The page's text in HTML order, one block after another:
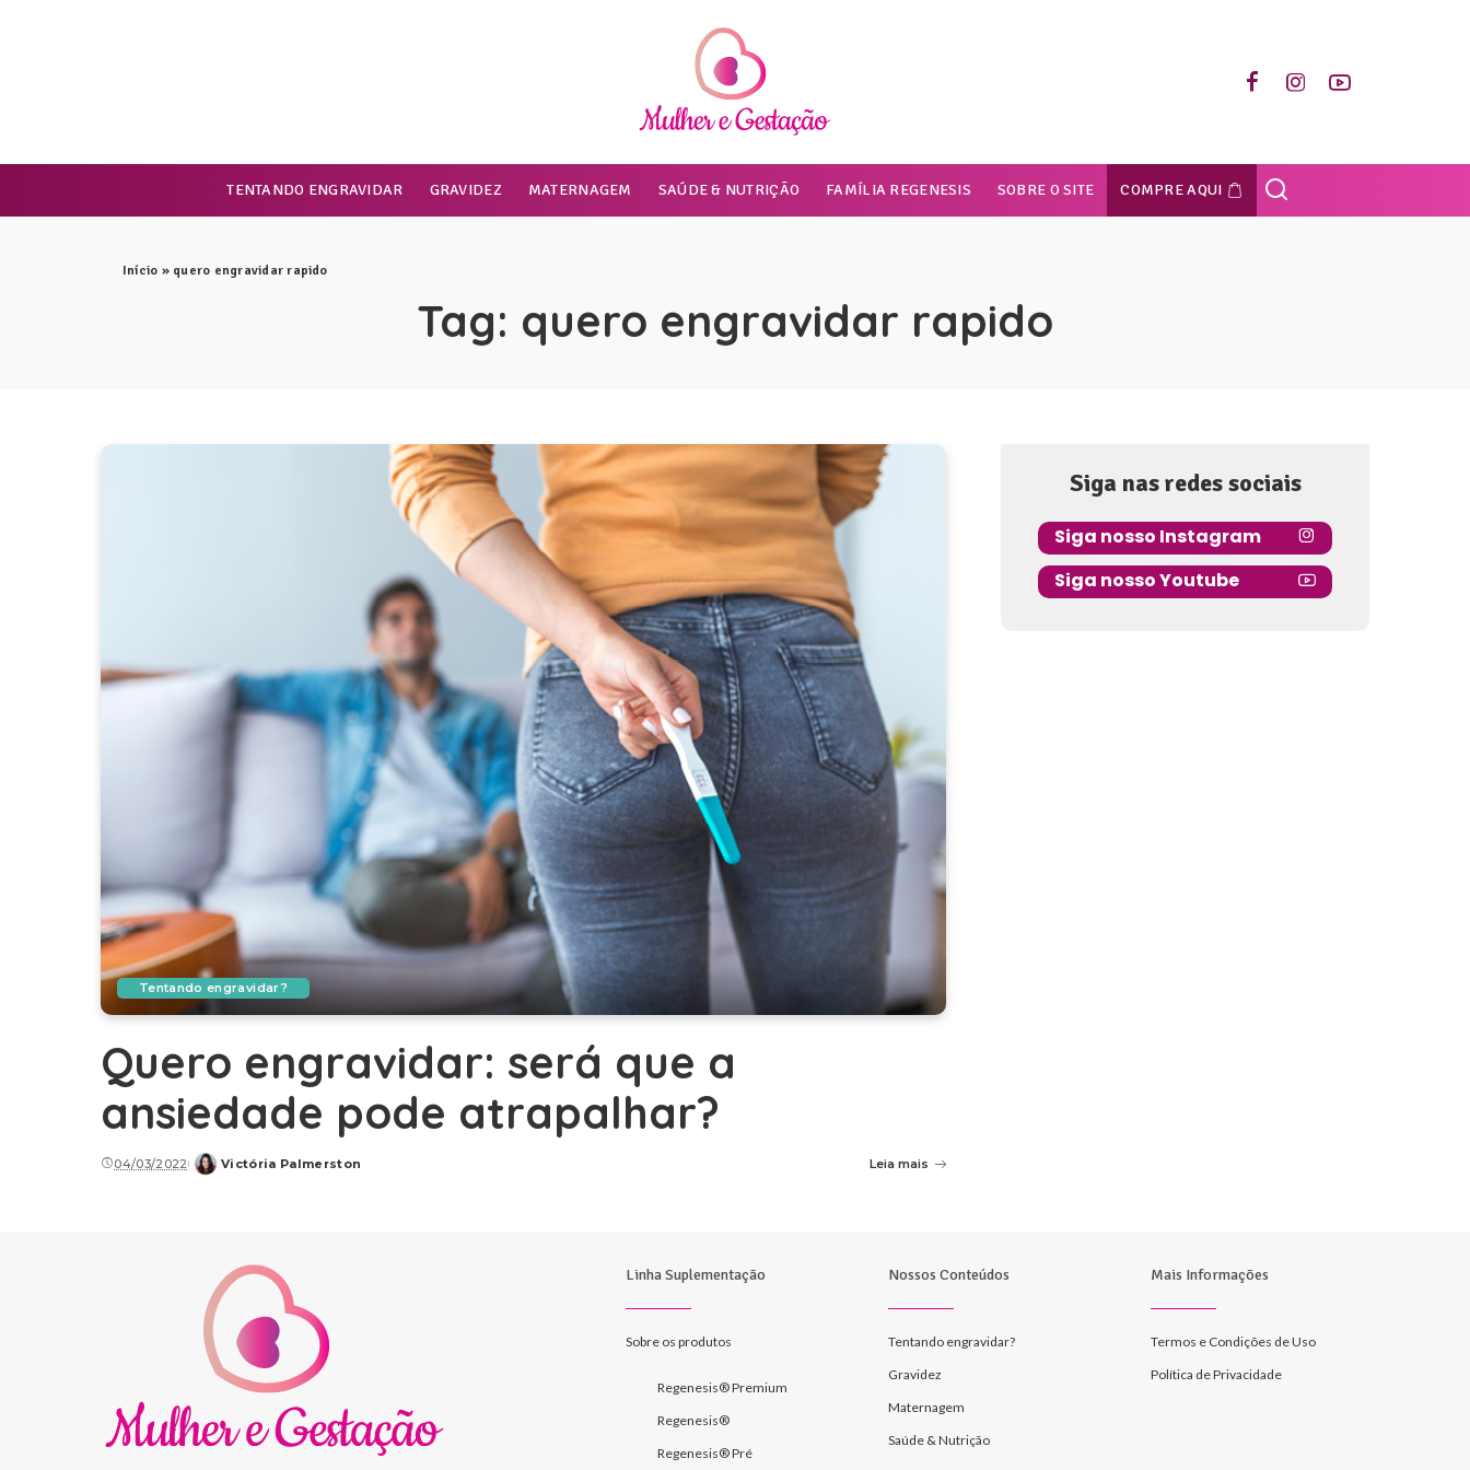
TENTANDO ENGRAVIDAR GRAVIDEZ MATERNAGEM SAÚDE & NUTRIÇÃO FAMÍLIA REGENESIS SOBRE O SITE COMPRE AQUI
Início » quero engravidar rapido
Tag: quero engravidar rapido
Tentando engravidar?
Quero engravidar: será que a
ansiedade pode atrapalhar?
04/03/2022
Posted
Victória Palmerston Leia mais
Siga nas redes sociais
Siga nosso Instagram
Siga nosso Youtube
Linha Suplementação
Sobre os produtos
Regenesis® Premium
Regenesis®
Regenesis® Pré
Nossos Conteúdos
Tentando engravidar?
Gravidez
Maternagem
Saúde & Nutrição
Mais Informações
Termos e Condições de Uso
Política de Privacidade